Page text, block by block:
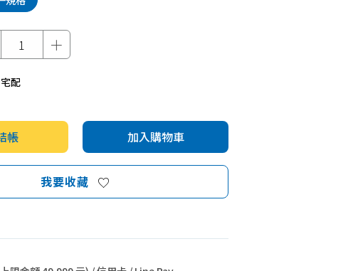
＋
宅配
帳 加入購物車
我要收藏